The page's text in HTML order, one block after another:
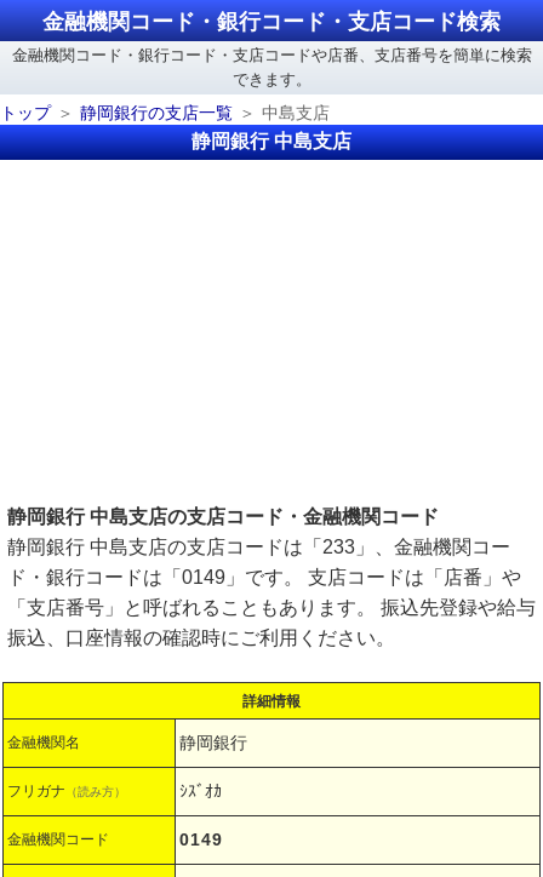
金融機関コード・銀行コード・支店コード検索
金融機関コード・銀行コード・支店コードや店番、支店番号を簡単に検索
できます。
トップ
静岡銀行の支店一覧 中島支店
静岡銀行 中島支店
静岡銀行 中島支店の支店コード・金融機関コード
静岡銀行 中島支店の支店コードは「233」、金融機関コー
ド・銀行コードは「0149」です。 支店コードは「店番」や
「支店番号」と呼ばれることもあります。 振込先登録や給与
振込、口座情報の確認時にご利用ください。
詳細情報
金融機関名 静岡銀行
フリガナ （読み方） ｼｽﾞｵｶ
金融機関コード 0149